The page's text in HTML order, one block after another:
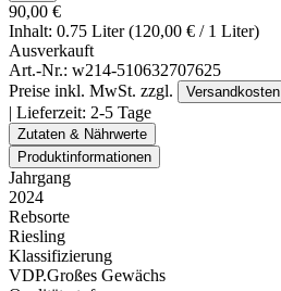
90,00 €
Inhalt: 0.75 Liter (120,00 € / 1 Liter)
Ausverkauft
Art.-Nr.: w214-510632707625
Preise inkl. MwSt. zzgl.
Versandkosten
| Lieferzeit: 2-5 Tage
Zutaten & Nährwerte
Produktinformationen
Jahrgang
2024
Rebsorte
Riesling
Klassifizierung
VDP.Großes Gewächs